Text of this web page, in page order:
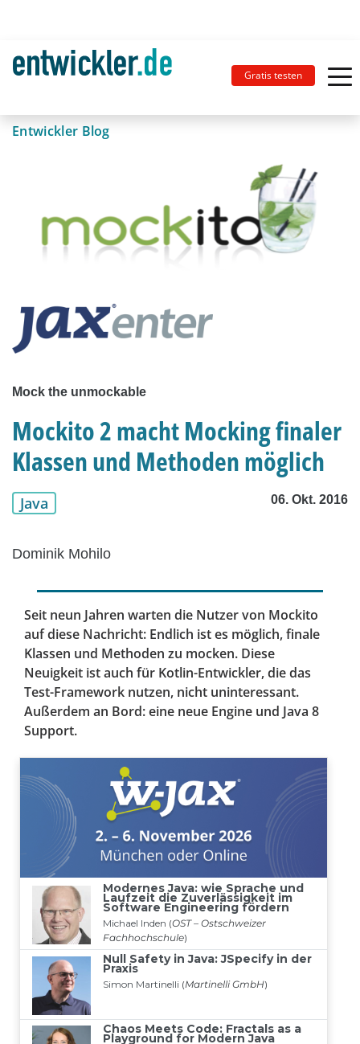
Gratis testen
Entwickler Blog
Mock the unmockable
Mockito 2 macht Mocking finaler
Klassen und Methoden möglich
Java 06. Okt. 2016
Dominik Mohilo
Seit neun Jahren warten die Nutzer von Mockito
auf diese Nachricht: Endlich ist es möglich, finale
Klassen und Methoden zu mocken. Diese
Neuigkeit ist auch für Kotlin-Entwickler, die das
Test-Framework nutzen, nicht uninteressant.
Außerdem an Bord: eine neue Engine und Java 8
Support.